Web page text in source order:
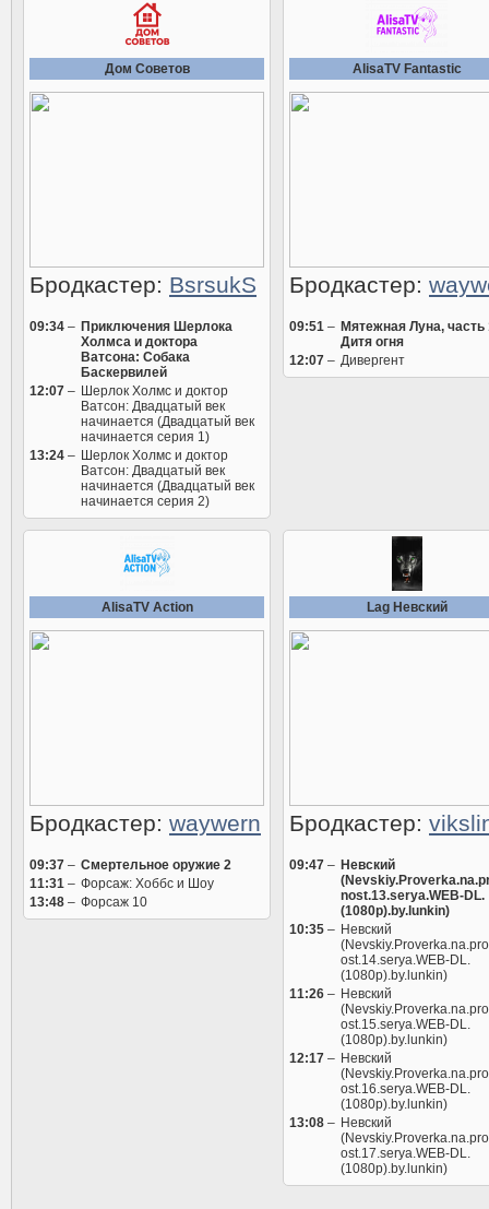
Дом Советов
Бродкастер: BsrsukS
09:34 – Приключения Шерлока
Холмса и доктора
Ватсона: Собака
Баскервилей
12:07 – Шерлок Холмс и доктор
Ватсон: Двадцатый век
начинается (Двадцатый век
начинается серия 1)
13:24 – Шерлок Холмс и доктор
Ватсон: Двадцатый век
начинается (Двадцатый век
начинается серия 2)
AlisaTV Fantastic
Бродкастер:
09:51 – Мятежная Луна, часть
Дитя огня
12:07 – Дивергент
AlisaTV Action
Бродкастер: waywern
09:37 – Смертельное оружие 2
11:31 – Форсаж: Хоббс и Шоу
13:48 – Форсаж 10
Lag Невский
Бродкастер:
09:47 – Невский
nost.13.serya.WEB-DL.
(1080p).by.lunkin)
10:35 – Невский
ost.14.serya.WEB-DL.
(1080p).by.lunkin)
11:26 – Невский
ost.15.serya.WEB-DL.
(1080p).by.lunkin)
12:17 – Невский
ost.16.serya.WEB-DL.
(1080p).by.lunkin)
13:08 – Невский
ost.17.serya.WEB-DL.
(1080p).by.lunkin)